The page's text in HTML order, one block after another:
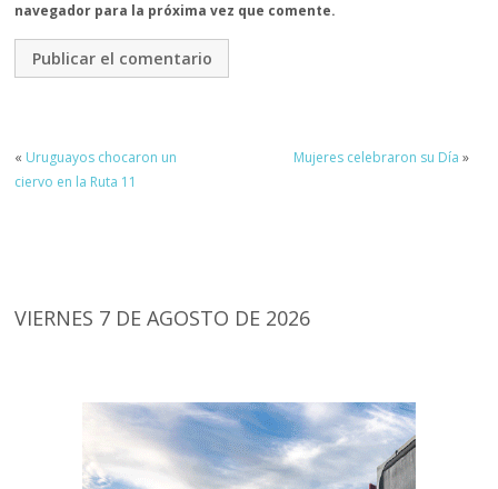
navegador para la próxima vez que comente.
« Uruguayos chocaron un
ciervo en la Ruta 11
Mujeres celebraron su Día »
VIERNES 7 DE AGOSTO DE 2026